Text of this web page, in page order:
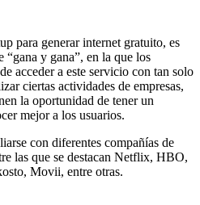
para generar internet gratuito, es
“gana y gana”, en la que los
acceder a este servicio con tan solo
ciertas actividades de empresas,
la oportunidad de tener un
mejor a los usuarios.
con diferentes compañías de
las que se destacan Netflix, HBO,
Movii, entre otras.